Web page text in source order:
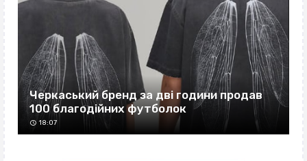
Черкаський бренд за дві години продав
100 благодійних футболок
18:07